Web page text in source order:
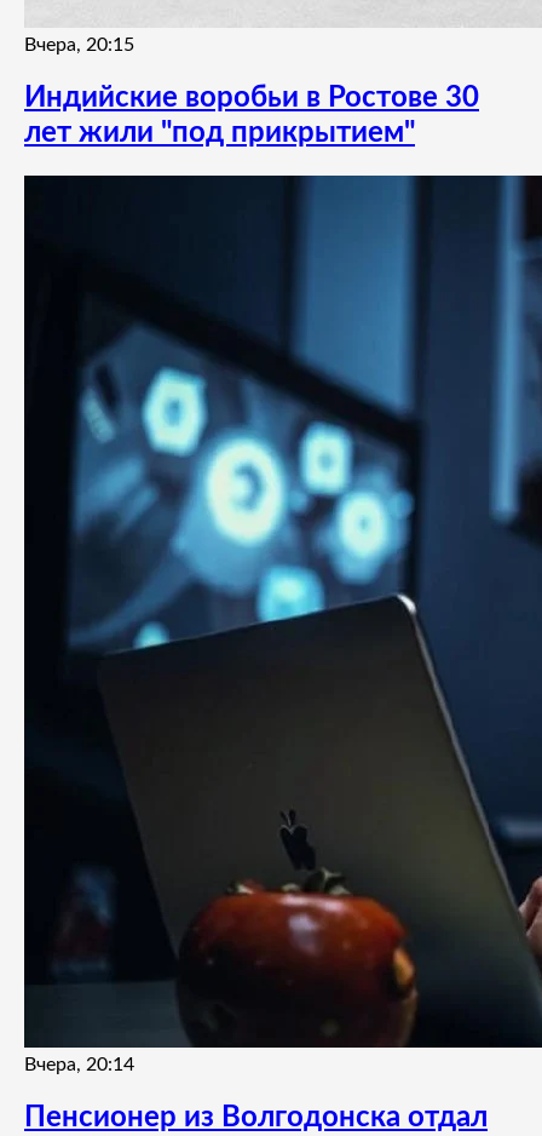
Вчера, 20:15
Индийские воробьи в Ростове 30
лет жили "под прикрытием"
Вчера, 20:14
Пенсионер из Волгодонска отдал